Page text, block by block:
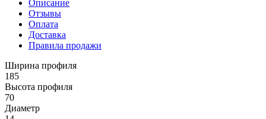
Описание
Отзывы
Оплата
Доставка
Правила продажи
Ширина профиля
185
Высота профиля
70
Диаметр